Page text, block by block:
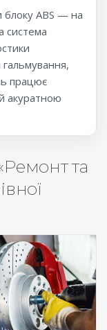
блоку ABS — на
система
гальмування,
працює
акуратною
та